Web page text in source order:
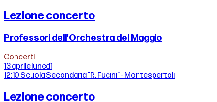
Lezione concerto
Professori dell'Orchestra del Maggio
Concerti
13 aprilelunedì
12:10 Scuola Secondaria "R. Fucini" - Montespertoli
Lezione concerto